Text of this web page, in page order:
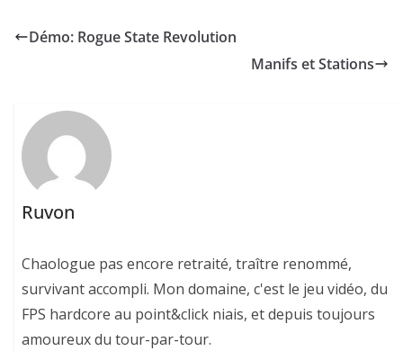
Démo: Rogue State Revolution
Manifs et Stations
Ruvon
Chaologue pas encore retraité, traître renommé,
survivant accompli. Mon domaine, c'est le jeu vidéo, du
FPS hardcore au point&click niais, et depuis toujours
amoureux du tour-par-tour.